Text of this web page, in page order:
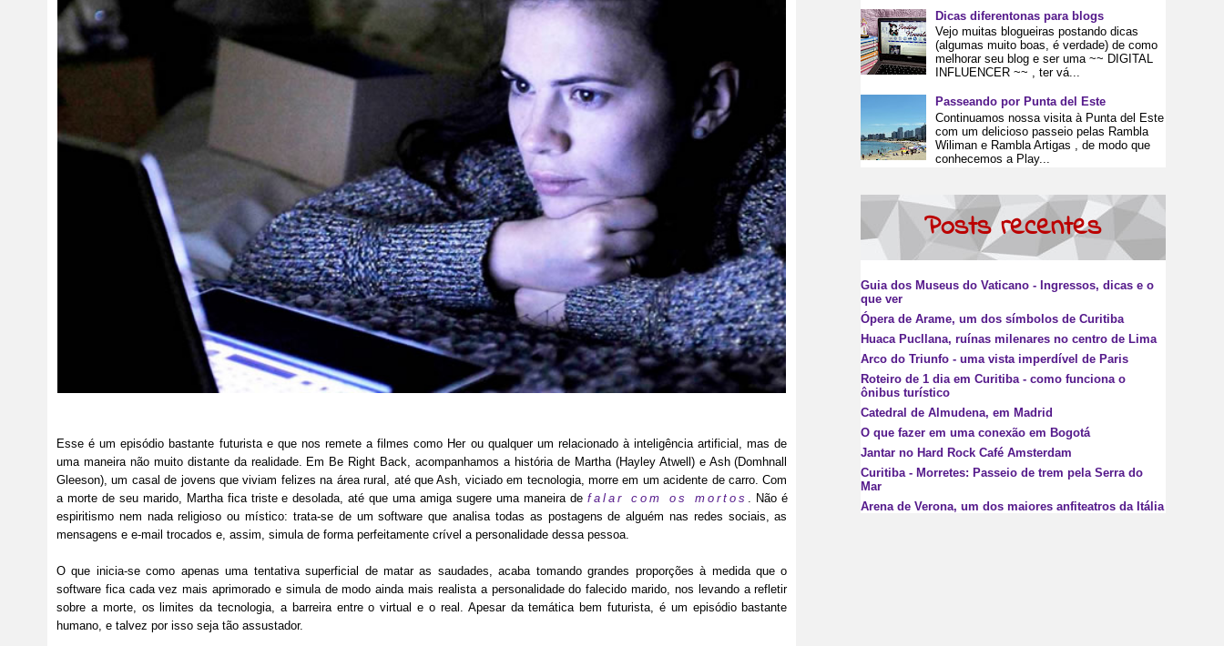
Esse é um episódio bastante futurista e que nos remete a filmes como Her ou qualquer um relacionado à inteligência artificial, mas de
uma maneira não muito distante da realidade. Em Be Right Back, acompanhamos a história de Martha (Hayley Atwell) e Ash (Domhnall
Gleeson), um casal de jovens que viviam felizes na área rural, até que Ash, viciado em tecnologia, morre em um acidente de carro. Com
a morte de seu marido, Martha fica triste e desolada, até que uma amiga sugere uma maneira de falar com os mortos
. Não é
espiritismo nem nada religioso ou místico: trata-se de um software que analisa todas as postagens de alguém nas redes sociais, as
mensagens e e-mail trocados e, assim, simula de forma perfeitamente crível a personalidade dessa pessoa.
O que inicia-se como apenas uma tentativa superficial de matar as saudades, acaba tomando grandes proporções à medida que o
software fica cada vez mais aprimorado e simula de modo ainda mais realista a personalidade do falecido marido, nos levando a refletir
sobre a morte, os limites da tecnologia, a barreira entre o virtual e o real. Apesar da temática bem futurista, é um episódio bastante
humano, e talvez por isso seja tão assustador.
Dicas diferentonas para blogs
Vejo muitas blogueiras postando dicas
(algumas muito boas, é verdade) de como
melhorar seu blog e ser uma ~~ DIGITAL
INFLUENCER ~~ , ter vá...
Passeando por Punta del Este
Continuamos nossa visita à Punta del Este
com um delicioso passeio pelas Rambla
Wiliman e Rambla Artigas , de modo que
conhecemos a Play...
Posts recentes
Guia dos Museus do Vaticano - Ingressos, dicas e o
que ver
Ópera de Arame, um dos símbolos de Curitiba
Huaca Pucllana, ruínas milenares no centro de Lima
Arco do Triunfo - uma vista imperdível de Paris
Roteiro de 1 dia em Curitiba - como funciona o
ônibus turístico
Catedral de Almudena, em Madrid
O que fazer em uma conexão em Bogotá
Jantar no Hard Rock Café Amsterdam
Curitiba - Morretes: Passeio de trem pela Serra do
Mar
Arena de Verona, um dos maiores anfiteatros da Itália